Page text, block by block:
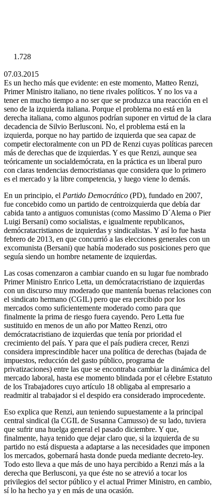
1.728
07.03.2015
Es un hecho más que evidente: en este momento, Matteo Renzi,
Primer Ministro italiano, no tiene rivales políticos. Y no los va a
tener en mucho tiempo a no ser que se produzca una reacción en el
seno de la izquierda italiana. Porque el problema no está en la
derecha italiana, como algunos podrían suponer en virtud de la clara
decadencia de Silvio Berlusconi. No, el problema está en la
izquierda, porque no hay partido de izquierda que sea capaz de
competir electoralmente con un PD de Renzi cuyas políticas parecen
más de derechas que de izquierdas. Y es que Renzi, aunque sea
teóricamente un socialdemócrata, en la práctica es un liberal puro
con claras tendencias democristianas que considera que lo primero
es el mercado y la libre competencia, y luego viene lo demás.
En un principio, el Partido Democrático (PD), fundado en 2007,
fue concebido como un partido de centroizquierda que debía dar
cabida tanto a antiguos comunistas (como Massimo D´Alema o Pier
Luigi Bersani) como socialistas, e igualmente republicanos,
demócratacristianos de izquierdas y sindicalistas. Y así lo fue hasta
febrero de 2013, en que concurrió a las elecciones generales con un
excomunista (Bersani) que había moderado sus posiciones pero que
seguía siendo un hombre netamente de izquierdas.
Las cosas comenzaron a cambiar cuando en su lugar fue nombrado
Primer Ministro Enrico Letta, un demócratacristiano de izquierdas
con un discurso muy moderado que mantenía buenas relaciones con
el sindicato hermano (CGIL) pero que era percibido por los
mercados como suficientemente moderado como para que
finalmente la prima de riesgo fuera cayendo. Pero Letta fue
sustituido en menos de un año por Matteo Renzi, otro
demócratacristiano de izquierdas que tenía por prioridad el
crecimiento del país. Y para que el país pudiera crecer, Renzi
considera imprescindible hacer una política de derechas (bajada de
impuestos, reducción del gasto público, programa de
privatizaciones) entre las que se encontraba cambiar la dinámica del
mercado laboral, hasta ese momento blindada por el célebre Estatuto
de los Trabajadores cuyo artículo 18 obligaba al empresario a
readmitir al trabajador si el despido era considerado improcedente.
Eso explica que Renzi, aun teniendo supuestamente a la principal
central sindical (la CGIL de Susanna Camusso) de su lado, tuviera
que sufrir una huelga general el pasado diciembre. Y que,
finalmente, haya tenido que dejar claro que, si la izquierda de su
partido no está dispuesta a adaptarse a las necesidades que imponen
los mercados, gobernará hasta donde pueda mediante decreto-ley.
Todo esto lleva a que más de uno haya percibido a Renzi más a la
derecha que Berlusconi, ya que éste no se atrevió a tocar los
privilegios del sector público y el actual Primer Ministro, en cambio,
sí lo ha hecho ya y en más de una ocasión.